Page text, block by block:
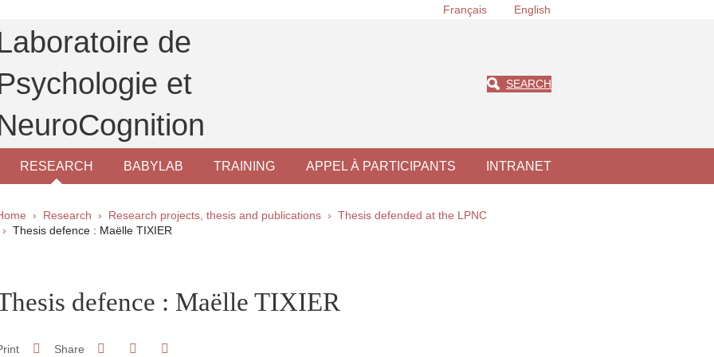
Français English
de
et
SEARCH
RESEARCH BABYLAB TRAINING APPEL À PARTICIPANTS INTRANET
Research Research projects, thesis and publications
Thesis defended at the LPNC
Thesis defence : Maëlle TIXIER
Sidebar
defence : Maëlle TIXIER
Share Share on Facebook
Share on LinkedIn